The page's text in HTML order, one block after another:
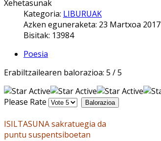
Xehetasunak
Kategoria: LIBURUAK
Azken eguneraketa: 23 Martxoa 2017
Bisitak: 13984
Poesia
Erabiltzailearen balorazioa: 5 /5
Please Rate
ISILTASUNA sakratuegia da
puntu suspentsiboetan